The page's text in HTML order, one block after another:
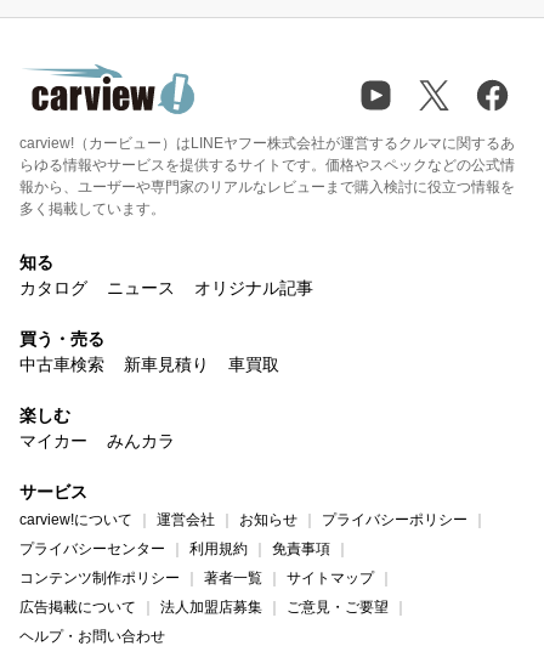
carview!（カービュー）はLINEヤフー株式会社が運営するクルマに関するあ
らゆる情報やサービスを提供するサイトです。価格やスペックなどの公式情
報から、ユーザーや専門家のリアルなレビューまで購入検討に役立つ情報を
多く掲載しています。
知る
カタログ
ニュース オリジナル記事
買う・売る
中古車検索
新車見積り 車買取
楽しむ
マイカー
みんカラ
サービス
carview!について 運営会社 お知らせ
プライバシーポリシー
プライバシーセンター
利用規約
免責事項
コンテンツ制作ポリシー
著者一覧
サイトマップ
広告掲載について
法人加盟店募集
ご意見・ご要望
ヘルプ・お問い合わせ